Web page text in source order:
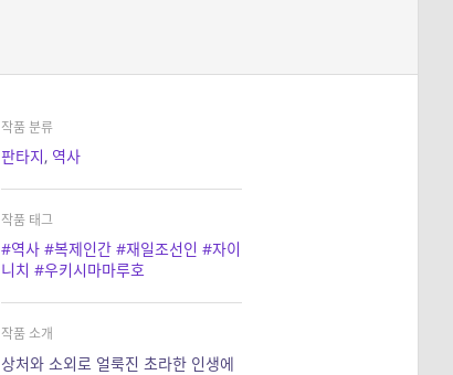
작품 분류
판타지, 역사
작품 태그
#역사 #복제인간 #재일조선인 #자이
니치 #우키시마마루호
작품 소개
상처와 소외로 얼룩진 초라한 인생에